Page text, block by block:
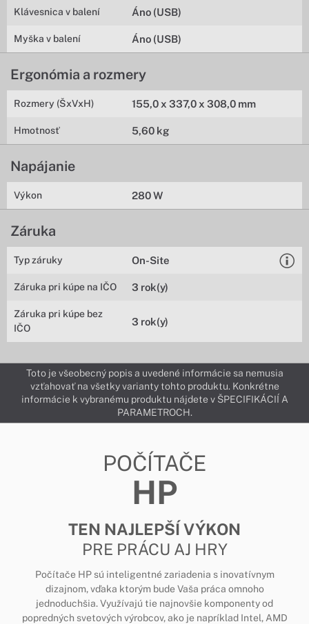
Klávesnica v balení Áno (USB)
Myška v balení Áno (USB)
Ergonómia a rozmery
Rozmery (ŠxVxH) 155,0 x 337,0 x 308,0 mm
Hmotnosť 5,60 kg
Napájanie
Výkon 280 W
Záruka
Typ záruky On-Site
Záruka pri kúpe na IČO 3 rok(y)
Záruka pri kúpe bez
IČO
3 rok(y)
Toto je všeobecný popis a uvedené informácie sa nemusia
vzťahovať na všetky varianty tohto produktu. Konkrétne
informácie k vybranému produktu nájdete v ŠPECIFIKÁCIÍ A
PARAMETROCH.
POČÍTAČE
HP
TEN NAJLEPŠÍ VÝKON
PRE PRÁCU AJ HRY
Počítače HP sú inteligentné zariadenia s inovatívnym
dizajnom, vďaka ktorým bude Vaša práca omnoho
jednoduchšia. Využívajú tie najnovšie komponenty od
popredných svetových výrobcov, ako je napríklad Intel, AMD